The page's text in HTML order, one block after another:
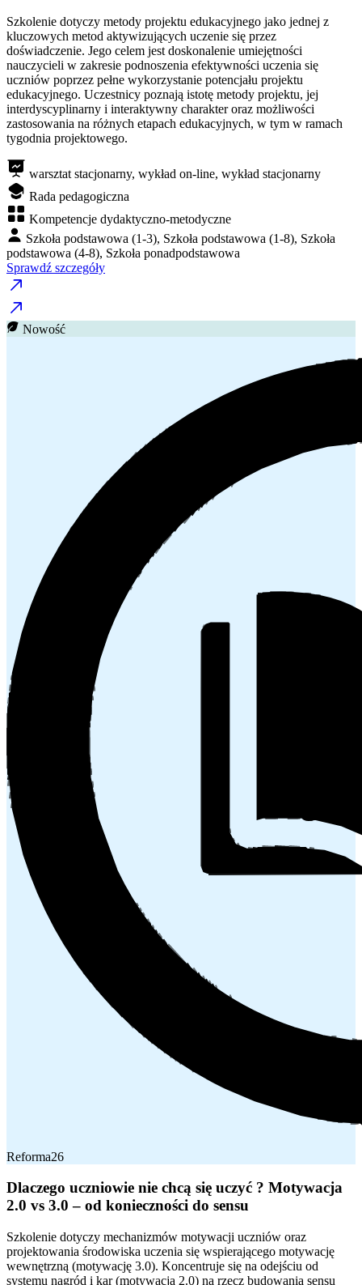
Szkolenie dotyczy metody projektu edukacyjnego jako jednej z
kluczowych metod aktywizujących uczenie się przez
doświadczenie. Jego celem jest doskonalenie umiejętności
nauczycieli w zakresie podnoszenia efektywności uczenia się
uczniów poprzez pełne wykorzystanie potencjału projektu
edukacyjnego. Uczestnicy poznają istotę metody projektu, jej
interdyscyplinarny i interaktywny charakter oraz możliwości
zastosowania na różnych etapach edukacyjnych, w tym w ramach
tygodnia projektowego.
warsztat stacjonarny, wykład on-line, wykład stacjonarny
Rada pedagogiczna
Kompetencje dydaktyczno-metodyczne
Szkoła podstawowa (1-3), Szkoła podstawowa (1-8), Szkoła
podstawowa (4-8), Szkoła ponadpodstawowa
Sprawdź szczegóły
Nowość
Reforma26
Dlaczego uczniowie nie chcą się uczyć ? Motywacja
2.0 vs 3.0 – od konieczności do sensu
Szkolenie dotyczy mechanizmów motywacji uczniów oraz
projektowania środowiska uczenia się wspierającego motywację
wewnętrzną (motywację 3.0). Koncentruje się na odejściu od
systemu nagród i kar (motywacja 2.0) na rzecz budowania sensu